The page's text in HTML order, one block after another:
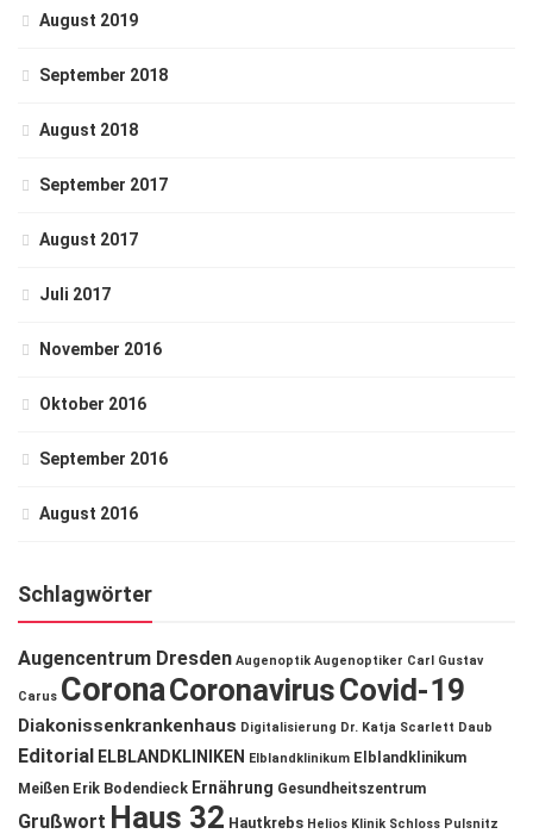
August 2019
September 2018
August 2018
September 2017
August 2017
Juli 2017
November 2016
Oktober 2016
September 2016
August 2016
Schlagwörter
Augencentrum Dresden Augenoptik Augenoptiker Carl Gustav
Carus CoronaCoronavirusCovid-19
Diakonissenkrankenhaus Digitalisierung Dr. Katja Scarlett Daub
Editorial ELBLANDKLINIKEN Elblandklinikum Elblandklinikum
Meißen Erik Bodendieck Ernährung Gesundheitszentrum
Grußwort Haus 32 Hautkrebs Helios Klinik Schloss Pulsnitz